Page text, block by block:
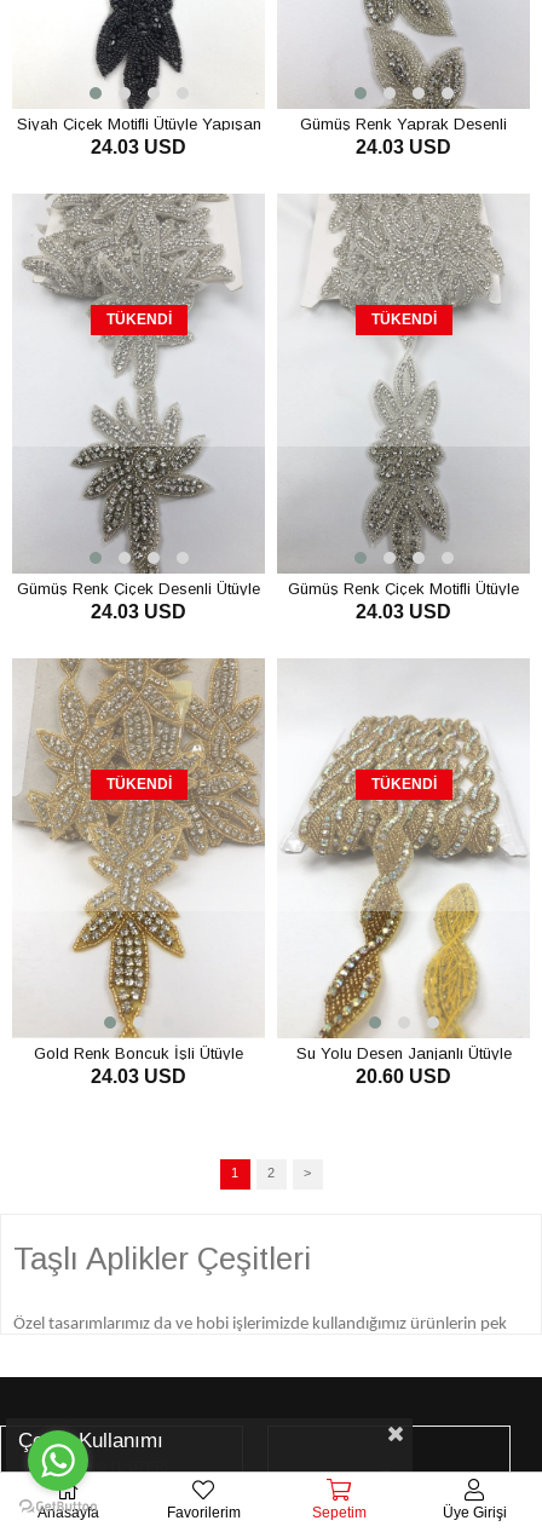
Siyah Çiçek Motifli Ütüyle Yapışan
Taşlı Şerit
24.03 USD
Gümüş Renk Yaprak Desenli
Ütüyle Yapışan Taşlı Şerit
24.03 USD
TÜKENDI
Gümüş Renk Çiçek Desenli Ütüyle
Yapışan Taşlı Şerit
24.03 USD
TÜKENDI
Gümüş Renk Çiçek Motifli Ütüyle
Yapışan Taşlı Şerit
24.03 USD
TÜKENDI
Gold Renk Boncuk İşli Ütüyle
Yapışan Taşlı Şerit
24.03 USD
TÜKENDI
Su Yolu Desen Janjanlı Ütüyle
Yapışan Taşlı Şerit
20.60 USD
1 2 >
Taşlı Aplikler Çeşitleri
Özel tasarımlarımız da ve hobi işlerimizde kullandığımız ürünlerin pek
tasarım yaparken en çok dikkat ettiğimiz konulardan bir tanesi
tasarımlarımızı üzerinde kullandığımız özel ürünlerdir. Bir tasarım
yaparken ona en uygun ürünü veya materyali seçmek için büyük bir
1000 TL ÜZERİ
ÜCRETSİZ KARGO
Çerez Kullanımı
Anasayfa Favorilerim Sepetim Üye Girişi